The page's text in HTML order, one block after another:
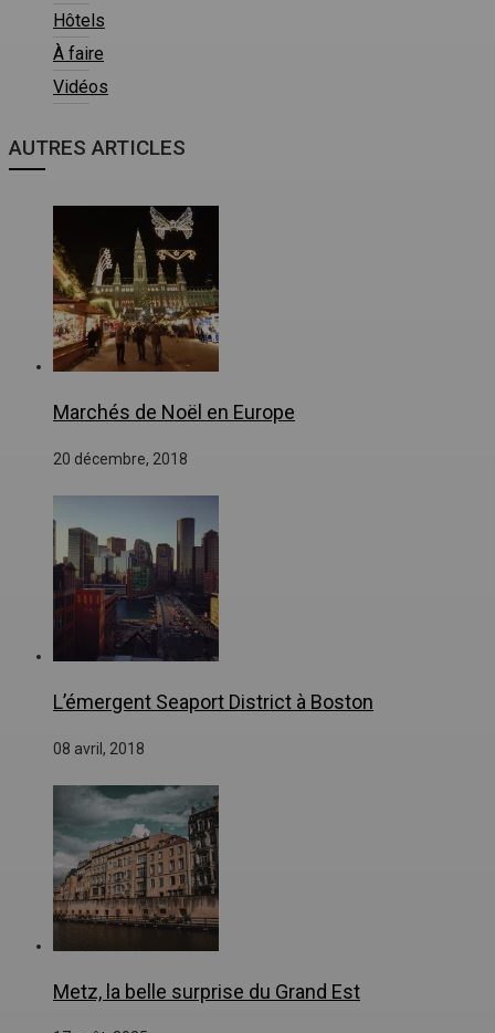
Hôtels
À faire
Vidéos
AUTRES ARTICLES
Marchés de Noël en Europe
20 décembre, 2018
L’émergent Seaport District à Boston
08 avril, 2018
Metz, la belle surprise du Grand Est